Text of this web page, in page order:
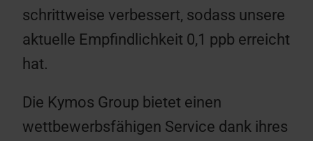
schrittweise verbessert, sodass unsere
aktuelle Empfindlichkeit 0,1 ppb erreicht
hat.
Die Kymos Group bietet einen
wettbewerbsfähigen Service dank ihres